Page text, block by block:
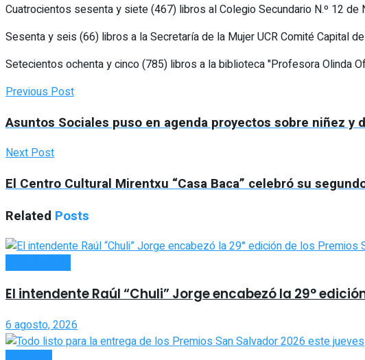
Cuatrocientos sesenta y siete (467) libros al Colegio Secundario N.º 12 de
Sesenta y seis (66) libros a la Secretaría de la Mujer UCR Comité Capital
Setecientos ochenta y cinco (785) libros a la biblioteca "Profesora Olinda
Previous Post
Asuntos Sociales puso en agenda proyectos sobre niñez y
Next Post
El Centro Cultural Mirentxu “Casa Baca” celebró su
Related Posts
El intendente Raúl “Chuli” Jorge encabezó la 29°
6 agosto, 2026